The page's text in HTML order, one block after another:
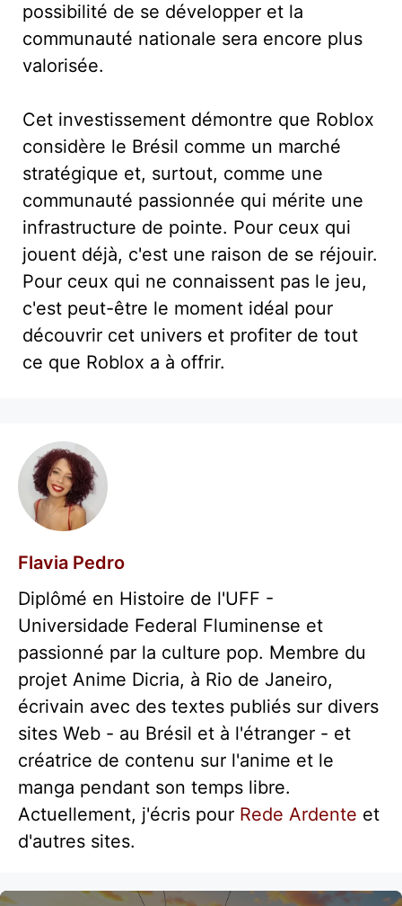
possibilité de se développer et la
communauté nationale sera encore plus
valorisée.
Cet investissement démontre que Roblox
considère le Brésil comme un marché
stratégique et, surtout, comme une
communauté passionnée qui mérite une
infrastructure de pointe. Pour ceux qui
jouent déjà, c'est une raison de se réjouir.
Pour ceux qui ne connaissent pas le jeu,
c'est peut-être le moment idéal pour
découvrir cet univers et profiter de tout
ce que Roblox a à offrir.
Flavia Pedro
Diplômé en Histoire de l'UFF -
Universidade Federal Fluminense et
passionné par la culture pop. Membre du
projet Anime Dicria, à Rio de Janeiro,
écrivain avec des textes publiés sur divers
sites Web - au Brésil et à l'étranger - et
créatrice de contenu sur l'anime et le
manga pendant son temps libre.
Actuellement, j'écris pour Rede Ardente et
d'autres sites.